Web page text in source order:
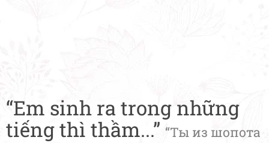
“Em sinh ra trong những
tiếng thì thầm...” “Ты из шопота